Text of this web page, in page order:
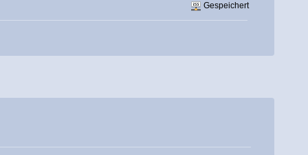
Gespeichert